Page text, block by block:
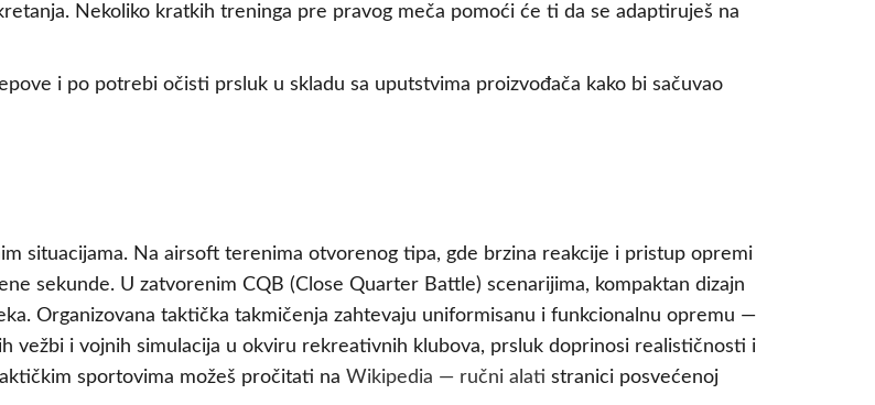
Nekoliko kratkih treninga pre pravog meča pomoći će ti da se adaptiruješ na
i po potrebi očisti prsluk u skladu sa uputstvima proizvođača kako bi sačuvao
situacijama. Na airsoft terenima otvorenog tipa, gde brzina reakcije i pristup opremi
sekunde. U zatvorenim CQB (Close Quarter Battle) scenarijima, kompaktan dizajn
Organizovana taktička takmičenja zahtevaju uniformisanu i funkcionalnu opremu —
vežbi i vojnih simulacija u okviru rekreativnih klubova, prsluk doprinosi realističnosti i
sportovima možeš pročitati na Wikipedia — ručni alati stranici posvećenoj